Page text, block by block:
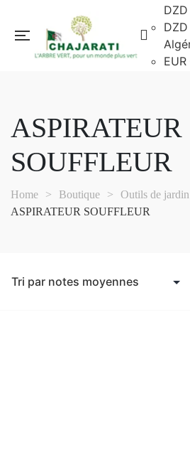
DZD
ASPIRATEUR
SOUFFLEUR
Home > Boutique > Outils de jardin
ASPIRATEUR SOUFFLEUR